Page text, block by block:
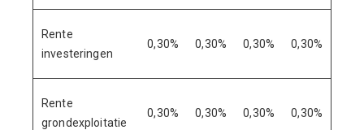
Rente
investeringen
0,30% 0,30% 0,30% 0,30%
Rente
grondexploitatie
0,30% 0,30% 0,30% 0,30%